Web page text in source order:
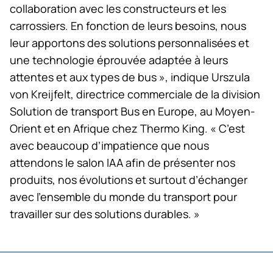
collaboration avec les constructeurs et les
carrossiers. En fonction de leurs besoins, nous
leur apportons des solutions personnalisées et
une technologie éprouvée adaptée à leurs
attentes et aux types de bus », indique Urszula
von Kreijfelt, directrice commerciale de la division
Solution de transport Bus en Europe, au Moyen-
Orient et en Afrique chez Thermo King. « C’est
avec beaucoup d’impatience que nous
attendons le salon IAA afin de présenter nos
produits, nos évolutions et surtout d’échanger
avec l’ensemble du monde du transport pour
travailler sur des solutions durables. »